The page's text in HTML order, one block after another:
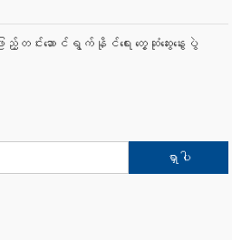
ည့်တင်းဆောင်ရွက်နိုင်ရေး တွေ့ဆုံဆွေးနွေးပွဲ
သော